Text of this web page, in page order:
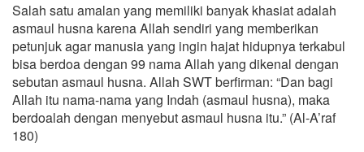
Salah satu amalan yang memiliki banyak khasiat adalah
asmaul husna karena Allah sendiri yang memberikan
petunjuk agar manusia yang ingin hajat hidupnya terkabul
bisa berdoa dengan 99 nama Allah yang dikenal dengan
sebutan asmaul husna. Allah SWT berfirman: “Dan bagi
Allah itu nama-nama yang Indah (asmaul husna), maka
berdoalah dengan menyebut asmaul husna itu.” (Al-A’raf
180)